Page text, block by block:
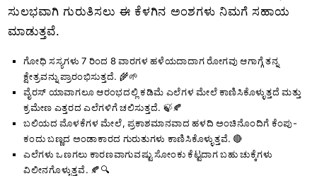
ಸುಲಭವಾಗಿ ಗುರುತಿಸಲು ಈ ಕೆಳಗಿನ ಅಂಶಗಳು ನಿಮಗೆ ಸಹಾಯ
ಮಾಡುತ್ತವೆ.
ಗೋಧಿ ಸಸ್ಯಗಳು 7 ರಿಂದ 8 ವಾರಗಳ ಹಳೆಯದಾದಾಗ ರೋಗವು ಆಗಾಗ್ಗೆ ತನ್ನ
ಕ್ಷೇತ್ರವನ್ನು ಪ್ರಾರಂಭಿಸುತ್ತದೆ. 🌾🌱
ವೈರಸ್ ಯಾವಾಗಲೂ ಆರಂಭದಲ್ಲಿ ಕಡಿಮೆ ಎಲೆಗಳ ಮೇಲೆ ಕಾಣಿಸಿಕೊಳ್ಳುತ್ತದೆ ಮತ್ತು
ಕ್ರಮೇಣ ಎತ್ತರದ ಎಲೆಗಳಿಗೆ ಚಲಿಸುತ್ತದೆ. 🍃🍂
ಬಲಿಯದ ಮೊಳಕೆಗಳ ಮೇಲೆ, ಪ್ರಕಾಶಮಾನವಾದ ಹಳದಿ ಅಂಚಿನೊಂದಿಗೆ ಕೆಂಪು-
ಕಂದು ಬಣ್ಣದ ಅಂಡಾಕಾರದ ಗುರುತುಗಳು ಕಾಣಿಸಿಕೊಳ್ಳುತ್ತವೆ. 🔴
ಎಲೆಗಳು ಒಣಗಲು ಕಾರಣವಾಗುವಷ್ಟು ಸೋಂಕು ಕೆಟ್ಟದಾಗ ಬಹು ಚುಕ್ಕೆಗಳು
ವಿಲೀನಗೊಳ್ಳುತ್ತವೆ. 🍂🔍